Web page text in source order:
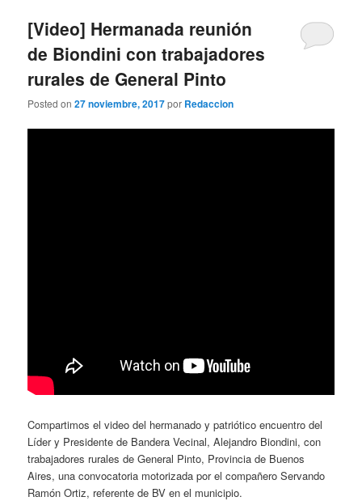
[Video] Hermanada reunión
de Biondini con trabajadores
rurales de General Pinto
Posted on27 noviembre, 2017por Redaccion
Compartimos el video del hermanado y patriótico encuentro del
Líder y Presidente de Bandera Vecinal, Alejandro Biondini, con
trabajadores rurales de General Pinto, Provincia de Buenos
Aires, una convocatoria motorizada por el compañero Servando
Ramón Ortiz, referente de BV en el municipio.